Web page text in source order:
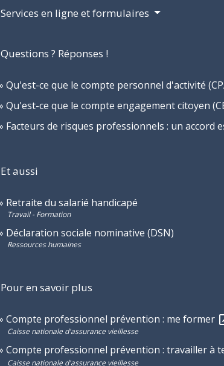
Services en ligne et formulaires
Questions ? Réponses !
Qu'est-ce que le compte personnel d'activité
Qu'est-ce que le compte engagement citoyen
Facteurs de risques professionnels : un accord
Et aussi
Retraite du salarié handicapé
Travail - Formation
Déclaration sociale nominative (DSN)
Ressources humaines
Pour en savoir plus
Compte professionnel prévention : me former
Caisse nationale d'assurance vieillesse
Compte professionnel prévention : travailler à
Caisse nationale d'assurance vieillesse